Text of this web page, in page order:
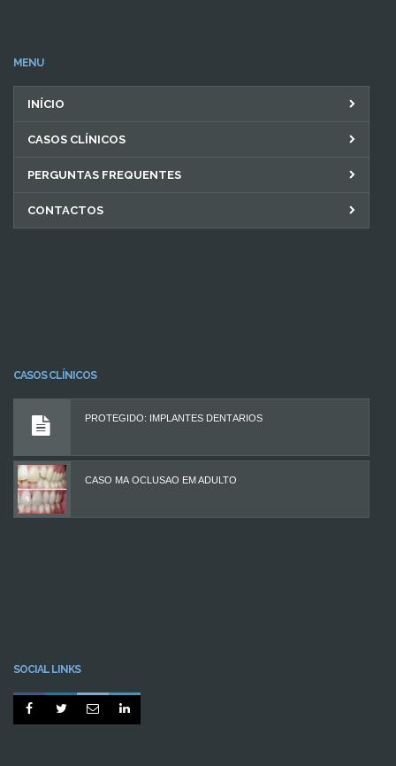
MENU
INÍCIO
CASOS CLÍNICOS
PERGUNTAS FREQUENTES
CONTACTOS
CASOS CLÍNICOS
PROTEGIDO: IMPLANTES DENTÁRIOS
CASO MÁ OCLUSÃO EM ADULTO
SOCIAL LINKS
   